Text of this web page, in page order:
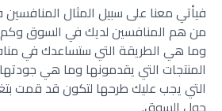
فيأتي معنا على سبيل المثال
من هم المنافسين لديك في السوق
وما هي الطريقة التي ستساعدك في
المنتجات التي يقدمونها وما هي
التي يجب عليك طرحها لتكون قد قمت